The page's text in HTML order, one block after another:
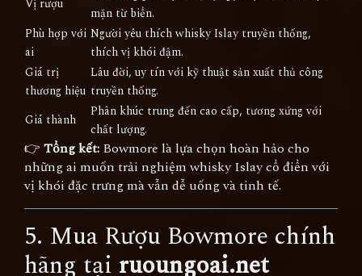
Vị rượu
mặn từ biển.
Phù hợp với
ai
Người yêu thích whisky Islay truyền thống,
thích vị khói đậm.
Giá trị
thương hiệu
Lâu đời, uy tín với kỹ thuật sản xuất thủ công
truyền thống.
Giá thành
Phân khúc trung đến cao cấp, tương xứng với
chất lượng.
👉 Tổng kết: Bowmore là lựa chọn hoàn hảo cho
những ai muốn trải nghiệm whisky Islay cổ điển với
vị khói đặc trưng mà vẫn dễ uống và tinh tế.
5. Mua Rượu Bowmore chính
hãng tại ruoungoai.net